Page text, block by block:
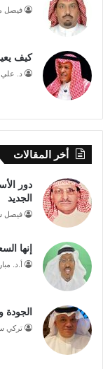
فيصل
كيف
د. علي
أخر المقالات
دور
الجديد
فيصل
إنها
أ.د.
تركي